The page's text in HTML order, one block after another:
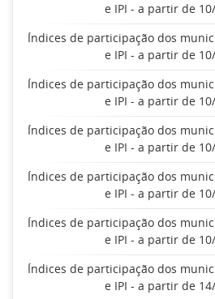
e IPI - a partir de
Índices de participação dos
e IPI - a partir de
Índices de participação dos
e IPI - a partir de
Índices de participação dos
e IPI - a partir de
Índices de participação dos
e IPI - a partir de
Índices de participação dos
e IPI - a partir de
Índices de participação dos
e IPI - a partir de